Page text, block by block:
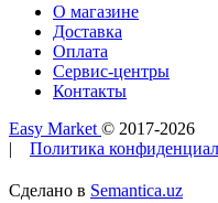
О магазине
Доставка
Оплата
Сервис-центры
Контакты
Easy Market © 2017-2026
| Политика
Сделано в Semantica.uz